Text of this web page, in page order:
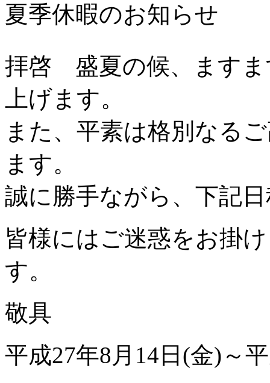
夏季休暇のお知らせ
拝啓 盛夏の候、ますま
上げます。
また、平素は格別なる
ます。
誠に勝手ながら、下記
皆様にはご迷惑をお掛
す。
敬具
平成27年8月14日(金)～